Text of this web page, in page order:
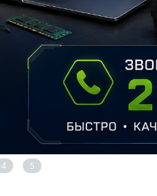
4 5